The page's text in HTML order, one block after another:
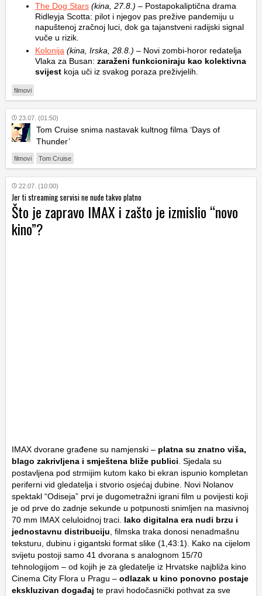
The Dog Stars (kina, 27.8.) – Postapokaliptična drama
Ridleyja Scotta: pilot i njegov pas prežive pandemiju u
napuštenoj zračnoj luci, dok ga tajanstveni radijski signal
vuče u rizik.
Kolonija (kina, Irska, 28.8.) – Novi zombi-horor redatelja
Vlaka za Busan: zaraženi funkcioniraju kao kolektivna
svijest koja uči iz svakog poraza preživjelih.
filmovi
23.07. (01:50)
Tom Cruise snima nastavak kultnog filma ‘Days of
Thunder’
filmovi Tom Cruise
22.07. (10:00)
Jer ti streaming servisi ne nude takvo platno
Što je zapravo IMAX i zašto je izmislio “novo
kino”?
IMAX dvorane građene su namjenski – platna su znatno viša,
blago zakrivljena i smještena bliže publici . Sjedala su
postavljena pod strmijim kutom kako bi ekran ispunio kompletan
periferni vid gledatelja i stvorio osjećaj dubine. Novi Nolanov
spektakl “Odiseja” prvi je dugometražni igrani film u povijesti koji
je od prve do zadnje sekunde u potpunosti snimljen na masivnoj
70 mm IMAX celuloidnoj traci. Iako digitalna era nudi brzu i
jednostavnu distribuciju , filmska traka donosi nenadmašnu
teksturu, dubinu i gigantski format slike (1,43:1). Kako na cijelom
svijetu postoji samo 41 dvorana s analognom 15/70
tehnologijom – od kojih je za gledatelje iz Hrvatske najbliža kino
Cinema City Flora u Pragu – odlazak u kino ponovno postaje
ekskluzivan događaj te pravi hodočasnički pothvat za sve